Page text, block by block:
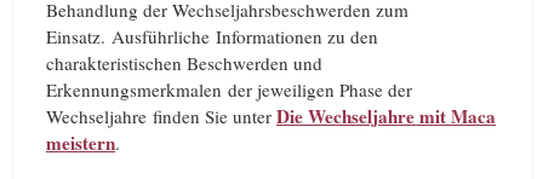
Behandlung der Wechseljahrsbeschwerden zum
Einsatz. Ausführliche Informationen zu den
charakteristischen Beschwerden und
Erkennungsmerkmalen der jeweiligen Phase der
Wechseljahre finden Sie unter Die Wechseljahre mit Maca
meistern.